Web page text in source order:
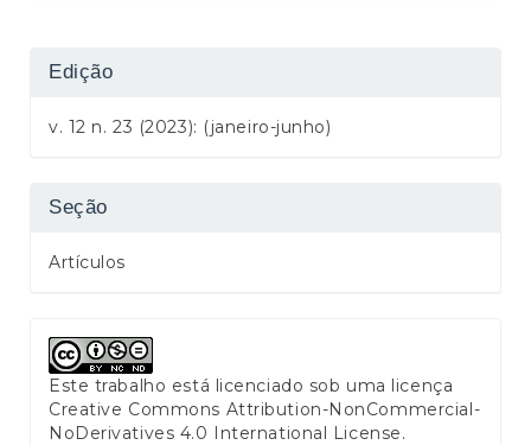
Edição
v. 12 n. 23 (2023): (janeiro-junho)
Seção
Artículos
Este trabalho está licenciado sob uma licença
Creative Commons Attribution-NonCommercial-
NoDerivatives 4.0 International License.